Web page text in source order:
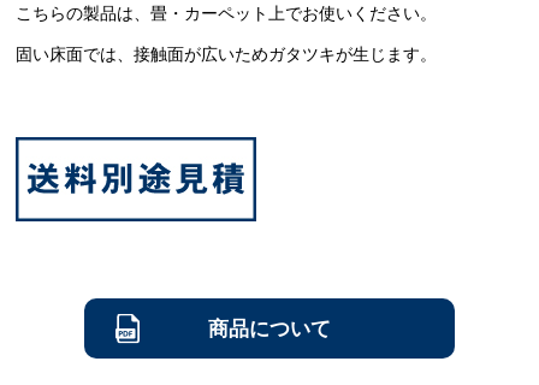
こちらの製品は、畳・カーペット上でお使いください。
固い床面では、接触面が広いためガタツキが生じます。
商品について